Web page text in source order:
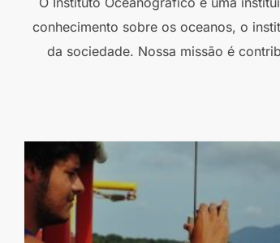
conhecimento sobre os oceanos, o
da sociedade. Nossa missão é